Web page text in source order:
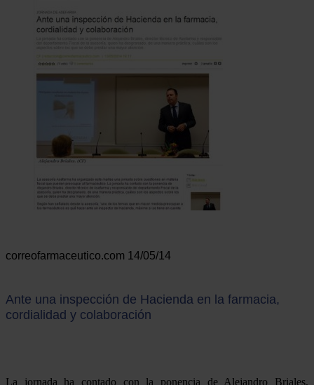
correofarmaceutico.com 14/05/14
Ante una inspección de Hacienda en la farmacia,
cordialidad y colaboración
La jornada ha contado con la ponencia de Alejandro Briales,